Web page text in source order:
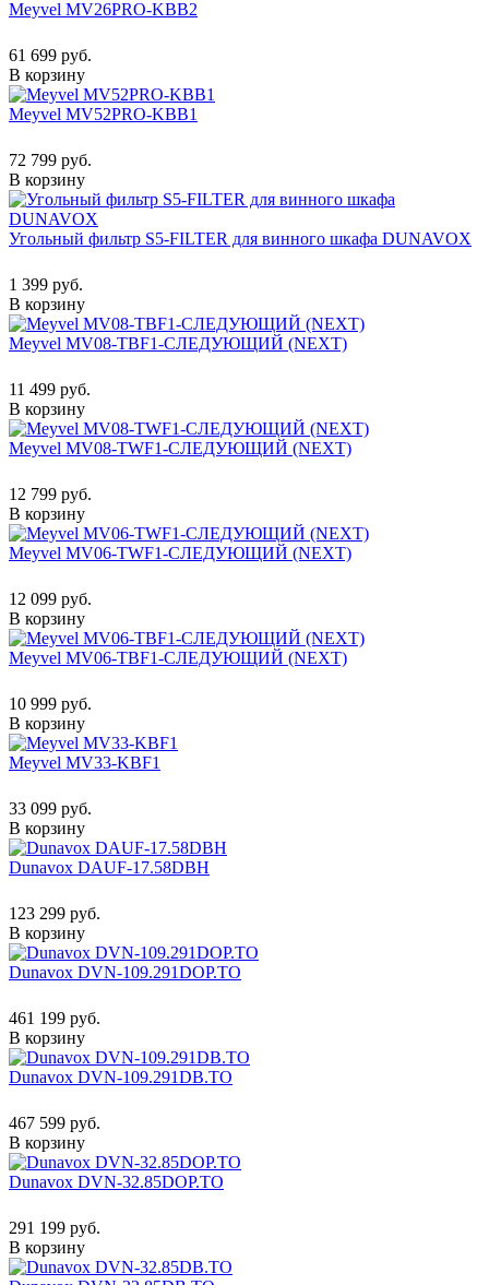
Meyvel MV26PRO-KBB2
61 699 руб.
В корзину
Meyvel MV52PRO-KBB1
72 799 руб.
В корзину
Угольный фильтр S5-FILTER для винного шкафа DUNAVOX
1 399 руб.
В корзину
Meyvel MV08-TBF1-СЛЕДУЮЩИЙ (NEXT)
11 499 руб.
В корзину
Meyvel MV08-TWF1-СЛЕДУЮЩИЙ (NEXT)
12 799 руб.
В корзину
Meyvel MV06-TWF1-СЛЕДУЮЩИЙ (NEXT)
12 099 руб.
В корзину
Meyvel MV06-TBF1-СЛЕДУЮЩИЙ (NEXT)
10 999 руб.
В корзину
Meyvel MV33-KBF1
33 099 руб.
В корзину
Dunavox DAUF-17.58DBH
123 299 руб.
В корзину
Dunavox DVN-109.291DOP.TO
461 199 руб.
В корзину
Dunavox DVN-109.291DB.TO
467 599 руб.
В корзину
Dunavox DVN-32.85DOP.TO
291 199 руб.
В корзину